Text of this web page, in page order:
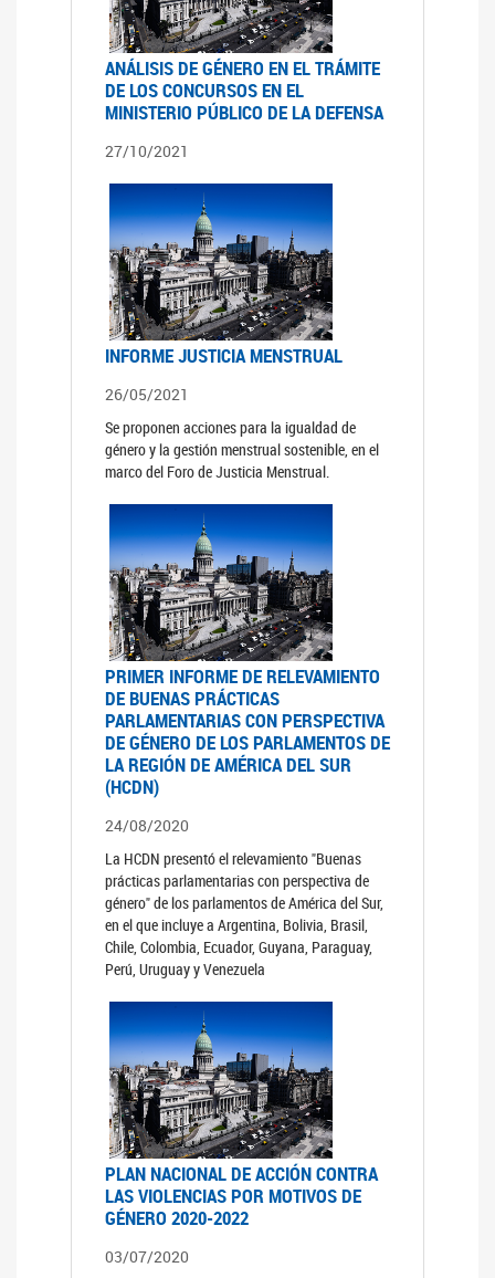
ANÁLISIS DE GÉNERO EN EL TRÁMITE
DE LOS CONCURSOS EN EL
MINISTERIO PÚBLICO DE LA DEFENSA
27/10/2021
INFORME JUSTICIA MENSTRUAL
26/05/2021
Se proponen acciones para la igualdad de
género y la gestión menstrual sostenible, en el
marco del Foro de Justicia Menstrual.
PRIMER INFORME DE RELEVAMIENTO
DE BUENAS PRÁCTICAS
PARLAMENTARIAS CON PERSPECTIVA
DE GÉNERO DE LOS PARLAMENTOS DE
LA REGIÓN DE AMÉRICA DEL SUR
(HCDN)
24/08/2020
La HCDN presentó el relevamiento "Buenas
prácticas parlamentarias con perspectiva de
género" de los parlamentos de América del Sur,
en el que incluye a Argentina, Bolivia, Brasil,
Chile, Colombia, Ecuador, Guyana, Paraguay,
Perú, Uruguay y Venezuela
PLAN NACIONAL DE ACCIÓN CONTRA
LAS VIOLENCIAS POR MOTIVOS DE
GÉNERO 2020-2022
03/07/2020